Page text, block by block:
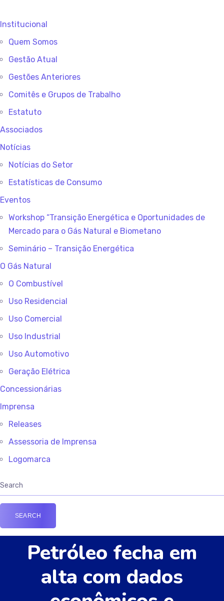
Institucional
Quem Somos
Gestão Atual
Gestões Anteriores
Comitês e Grupos de Trabalho
Estatuto
Associados
Notícias
Notícias do Setor
Estatísticas de Consumo
Eventos
Workshop “Transição Energética e Oportunidades de
Mercado para o Gás Natural e Biometano
Seminário – Transição Energética
O Gás Natural
O Combustível
Uso Residencial
Uso Comercial
Uso Industrial
Uso Automotivo
Geração Elétrica
Concessionárias
Imprensa
Releases
Assessoria de Imprensa
Logomarca
Petróleo fecha em
alta com dados